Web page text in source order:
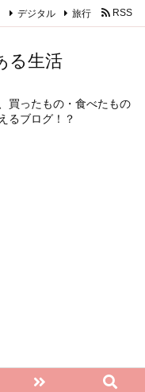
る生活
買ったもの・食べたもの
るブログ！？
デジタル 旅行 RSS